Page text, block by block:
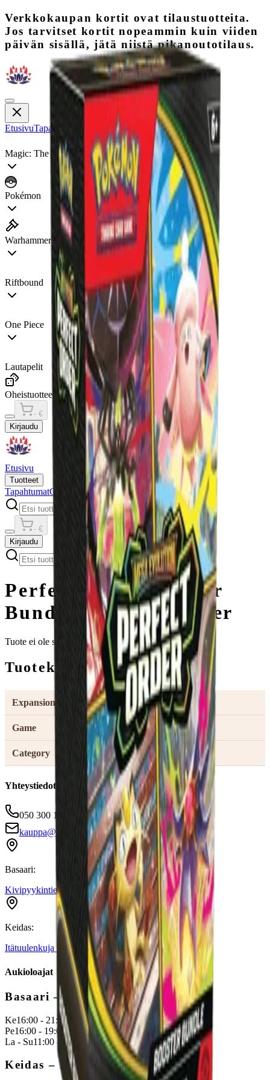
Verkkokaupan kortit ovat tilaustuotteita.
Jos tarvitset kortit nopeammin kuin viiden
päivän sisällä, jätä niistä pikanoutotilaus.
EtusivuTapahtumat Galleria
Magic: The Gathering
Pokémon
Warhammer
Riftbound
One Piece
Lautapelit
Oheistuotteet
- €
Kirjaudu
Etusivu
Tuotteet
TapahtumatGalleria
- €
Kirjaudu
Perfect Order Booster
Bundle - Perfect Order
Tuote ei ole saatavilla
Tuotekuvaus
Expansion Perfect Order
Game Pokémon
Category Pokémon Display
Yhteystiedot
050 300 1225
kauppa@basaari.com
Basaari:
Kivipyykintie 9, Vantaa
Keidas:
Itätuulenkuja 7, Espoo
Aukioloajat
Basaari – Vantaa
Ke16:00 - 21:00*
Pe16:00 - 19:00*
La - Su11:00 - 18:00*
Keidas –Espoo